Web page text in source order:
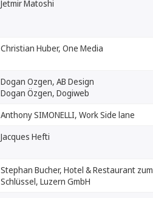
Jetmir Matoshi
Christian Huber, One Media
Dogan Ozgen, AB Design
Dogan Özgen, Dogiweb
Anthony SIMONELLI, Work Side lane
Jacques Hefti
Stephan Bucher, Hotel & Restaurant zum
Schlüssel, Luzern GmbH